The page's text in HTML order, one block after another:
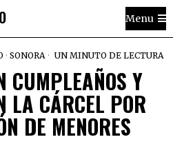
Menu
· SONORA UN MINUTO DE LECTURA
CUMPLEAÑOS Y
LA CÁRCEL POR
DE MENORES